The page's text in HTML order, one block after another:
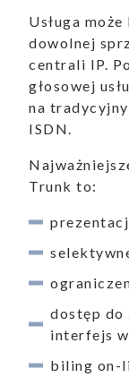
Usługa
dowolnej
centrali IP.
głosowej
na
ISDN.
Trunk to:
dostęp do zarzadzania usługą poprzez
interfejs
biling